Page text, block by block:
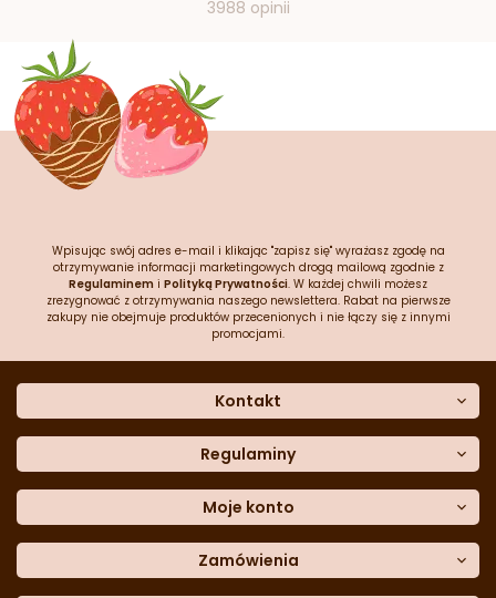
3988 opinii
Wpisując swój adres e-mail i klikając "zapisz się" wyrażasz zgodę na
otrzymywanie informacji marketingowych drogą mailową zgodnie z
Regulaminem i Polityką Prywatności. W każdej chwili możesz
zrezygnować z otrzymywania naszego newslettera. Rabat na pierwsze
zakupy nie obejmuje produktów przecenionych i nie łączy się z innymi
promocjami.
Kontakt
Dane kontaktowe
Często zadawane pytania
Sklep stacjonarny
Formularz kontaktowy
Blog
Regulaminy
Polityka prywatności
Polityka cookies
Polityka reklamacji
Polityka zwrotów
Moje konto
Moje dane
Historia zamówień
Zamówienia